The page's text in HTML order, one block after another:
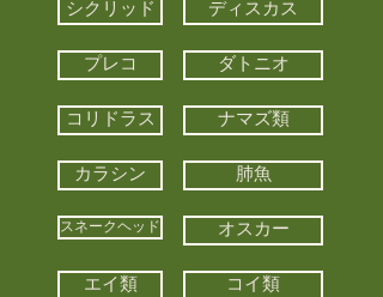
シクリッド ディスカス
プレコ ダトニオ
コリドラス ナマズ類
カラシン 肺魚
スネークヘッド オスカー
エイ類 コイ類